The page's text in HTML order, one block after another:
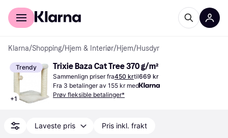
For kunder
Klarna/Shopping/Hjem & Interiør/Hjem/Husdyr
Trendy
+1
Trixie Baza Cat Tree 370 g/m²
Sammenlign priser fra450 krtil669 kr
Fra 3 betalinger av 155 kr med
Prøv fleksible betalinger*
Laveste pris Pris inkl. frakt